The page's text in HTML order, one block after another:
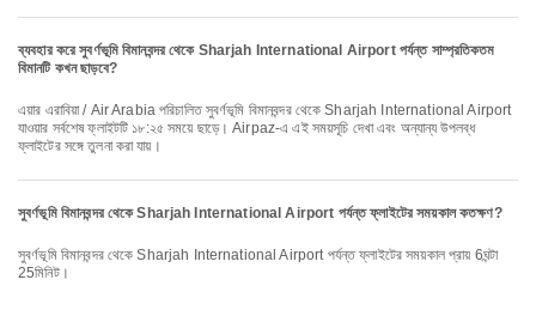
ব্যবহার করে সুবর্ণভূমি বিমানবন্দর থেকে Sharjah International Airport পর্যন্ত সাম্প্রতিকতম
বিমানটি কখন ছাড়বে?
এয়ার এরাবিয়া / Air Arabia পরিচালিত সুবর্ণভূমি বিমানবন্দর থেকে Sharjah International Airport
যাওয়ার সর্বশেষ ফ্লাইটটি ১৮:২৫ সময়ে ছাড়ে। Airpaz-এ এই সময়সূচি দেখা এবং অন্যান্য উপলব্ধ
ফ্লাইটের সঙ্গে তুলনা করা যায়।
সুবর্ণভূমি বিমানবন্দর থেকে Sharjah International Airport পর্যন্ত ফ্লাইটের সময়কাল কতক্ষণ?
সুবর্ণভূমি বিমানবন্দর থেকে Sharjah International Airport পর্যন্ত ফ্লাইটের সময়কাল প্রায় 6ঘন্টা
25মিনিট।